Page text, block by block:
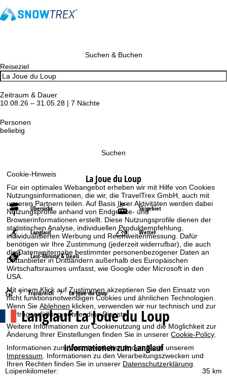
Cookie-Hinweis
Für ein optimales Webangebot erheben wir mit Hilfe von Cookies
Nutzungsinformationen, die wir, die TravelTrex GmbH, auch mit
unseren Partnern teilen. Auf Basis Ihrer Aktivitäten werden dabei
Nutzungsprofile anhand von Endgeräte- und
Browserinformationen erstellt. Diese Nutzungsprofile dienen der
statistischen Analyse, individuellen Produktempfehlung,
individualisierten Werbung und Reichweitenmessung. Dafür
benötigen wir Ihre Zustimmung (jederzeit widerrufbar), die auch
die Datenweitergabe bestimmter personenbezogener Daten an
Drittanbieter in Drittländern außerhalb des Europäischen
Wirtschaftsraumes umfasst, wie Google oder Microsoft in den
USA.
Mit einem Klick aufZustimmen akzeptieren Sie den Einsatz von
nicht funktionsnotwendigen Cookies und ähnlichen Technologien.
Wenn SieAblehnen klicken, verwenden wir nur technisch und zur
Vertragserfüllung notwendige Dienste.
Weitere Informationen zur Cookienutzung und die Möglichkeit zur
Änderung Ihrer Einstellungen finden Sie in unsererCookie-Policy
Informationen zum Verantwortlichen finden Sie in unserem
Impressum . Informationen zu den Verarbeitungszwecken und
Ihren Rechten finden Sie in unserer Datenschutzerklärung
Suchen & Buchen
Reiseziel
Zeitraum & Dauer
10.08.26 – 31.05.28 | 7 Nächte
Personen
beliebig
Suchen
La Joue du Loup
Übersicht Skigebiet
Langlauf Wetter
Last-Minute & Deals
S
t
a
r
t
Frankreich La Joue du Loup
Langlauf La Joue du Loup
Informationen zum Langlauf
35 km
Loipenkilometer: